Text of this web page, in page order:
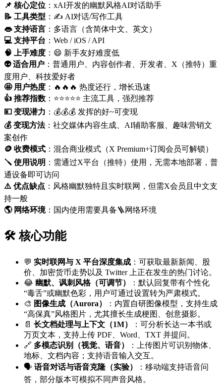
📌 核心定位 ：xAI开发的幽默风格AI对话助手
📝 工具类型 ：✍️ AI对话/写作工具
👄 支持语言 ：多语言（含简体中文、英文）
💻 支持平台 ：Web / iOS / API
🧠 上手难度 ：😄 新手友好难度低
👽 适合用户 ：普通用户、内容创作者、开发者、X（推特）重
度用户、科技爱好者
🤩 用户热度 ：🔥🔥🔥 热度还行，增长迅速
👍 推荐指数 ：⭐⭐⭐⭐⭐ 主流工具，强烈推荐
💴 变现潜力 ：💰💰💰 发挥的好~可变现
💰 变现方法：社交媒体内容生成、AI辅助客服、趣味营销文
案创作
🪙 收费模式 ：混合商业模式（X Premium+订阅会员可解锁）
🪛 使用说明 ：需通过X平台（推特）使用，无需本地部署，普
通设备即可访问
⚠️ 优点缺点 ：风格幽默独特且实时联网，但需X会员且中文支
持一般
🌎️ 网络环境：国内使用需要具备🪜网络环境
🛠️ 核心功能
💬 实时联网与 X 平台深度集成 ：可获取最新新闻、股
价、加密货币走势以及 Twitter 上正在发生的热门讨论。
😂 幽默、讽刺风格（可调节）
：默认回复带有个性化
“毒舌”或幽默色彩，用户可通过设置转为严肃模式。
🎨 图像生成（Aurora）
：内置自研图像模型，支持生成
“高保真”风格图片，尤其擅长生成梗图、创意摄影。
📄 长文档处理与上下文（1M）
：可分析长达一本书或
万页文本，支持上传 PDF、Word、TXT 并提问。
🔗 多模态识别（视觉、语音）
：上传图片可识别物体、
地标、文档内容；支持语音输入交互。
🗣️ 语音对话与语音克隆（实验）
：移动端支持语音问
答，部分版本可模拟不同声音风格。